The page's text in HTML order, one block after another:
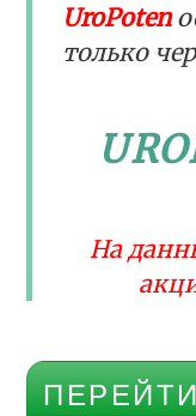
UroPoten
только
На